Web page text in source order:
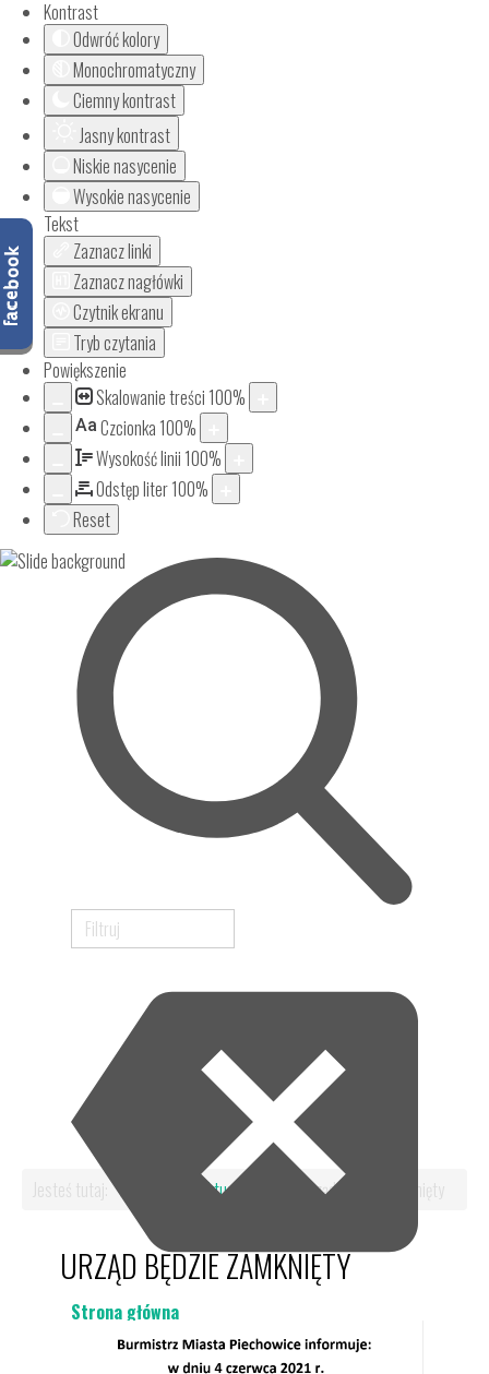
Kontrast
Odwróć kolory
Monochromatyczny
Ciemny kontrast
Jasny kontrast
Niskie nasycenie
Wysokie nasycenie
Tekst
Zaznacz linki
Zaznacz nagłówki
Czytnik ekranu
Tryb czytania
Powiększenie
Skalowanie treści 100%
Aa Czcionka 100%
Wysokość linii 100%
Odstęp liter100%
Reset
Strona główna
Jesteś tutaj: Aktualności Urząd będzie zamknięty
URZĄD BĘDZIE ZAMKNIĘTY